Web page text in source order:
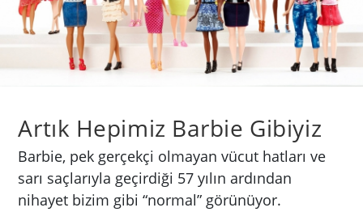
​Artık Hepimiz Barbie Gibiyiz
Barbie, pek gerçekçi olmayan vücut hatları ve
sarı saçlarıyla geçirdiği 57 yılın ardından
nihayet bizim gibi “normal” görünüyor.